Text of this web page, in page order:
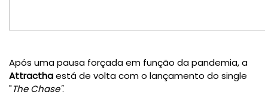
Após uma pausa forçada em função da pandemia, a
Attracthaestá de volta com o lançamento do single
"The Chase".